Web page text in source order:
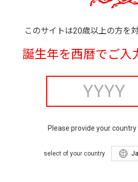
このサイトは20歳以上の方を
誕生年を西暦でご入
Please provide your
select of your country